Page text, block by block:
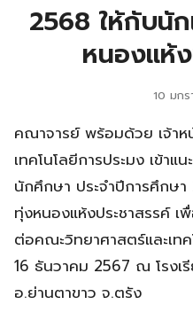
2568 ให้กับนัก
หนองแห้
10 มก
คณาจารย์ พร้อมด้วย เจ้า
เทคโนโลยีการประมง เข้า
นักศึกษา ประจำปีการศึกษา
ทุ่งหนองแห้งประชาสรรค์ เ
ต่อคณะวิทยาศาสตร์และเท
16 ธันวาคม 2567 ณ โรงเ
อ.ย่านตาขาว จ.ตรัง